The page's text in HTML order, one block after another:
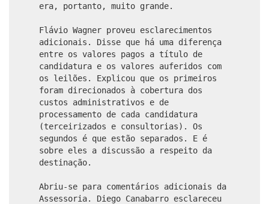
era, portanto, muito grande.
Flávio Wagner proveu esclarecimentos
adicionais. Disse que há uma diferença
entre os valores pagos a título de
candidatura e os valores auferidos com
os leilões. Explicou que os primeiros
foram direcionados à cobertura dos
custos administrativos e de
processamento de cada candidatura
(terceirizados e consultorias). Os
segundos é que estão separados. E é
sobre eles a discussão a respeito da
destinação.
Abriu-se para comentários adicionais da
Assessoria. Diego Canabarro esclareceu